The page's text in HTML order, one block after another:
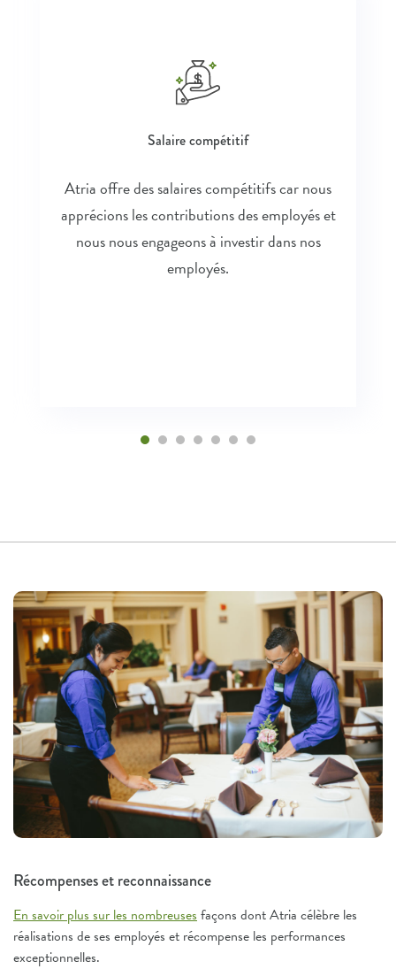
Salaire compétitif
Atria offre des salaires compétitifs car nous
apprécions les contributions des employés et
nous nous engageons à investir dans nos
employés.
Récompenses et reconnaissance
En savoir plus sur les nombreusesfaçons dont Atria célèbre les
réalisations de ses employés et récompense les performances
exceptionnelles.